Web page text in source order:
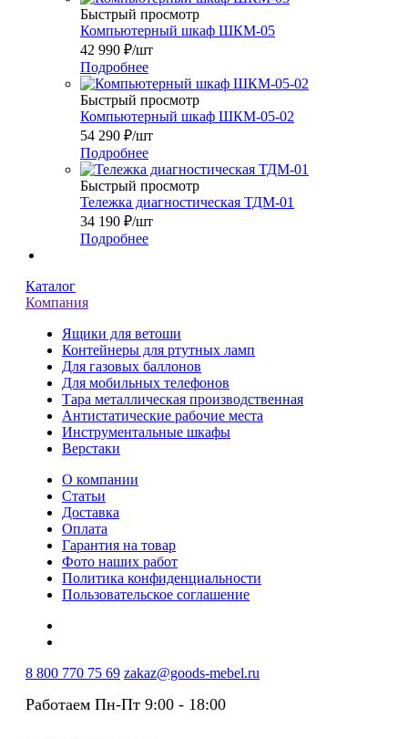
Быстрый просмотр
Компьютерный шкаф ШКМ-05
42 990 ₽/шт
Подробнее
Быстрый просмотр
Компьютерный шкаф ШКМ-05-02
54 290 ₽/шт
Подробнее
Быстрый просмотр
Тележка диагностическая ТДМ-01
34 190 ₽/шт
Подробнее
Каталог
Компания
Ящики для ветоши
Контейнеры для ртутных ламп
Для газовых баллонов
Для мобильных телефонов
Тара металлическая производственная
Антистатические рабочие места
Инструментальные шкафы
Верстаки
О компании
Статьи
Доставка
Оплата
Гарантия на товар
Фото наших работ
Политика конфиденциальности
Пользовательское соглашение
8 800 770 75 69 zakaz@goods-mebel.ru
Работаем Пн-Пт 9:00 - 18:00